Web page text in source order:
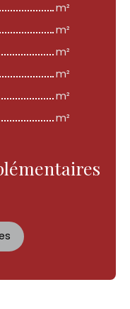
m²
m²
m²
m²
m²
m²